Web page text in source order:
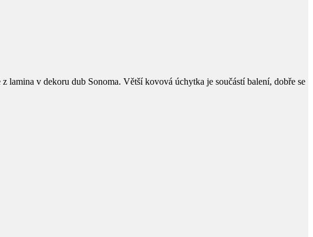
v dekoru dub Sonoma. Větší kovová úchytka je součástí balení, dobře se